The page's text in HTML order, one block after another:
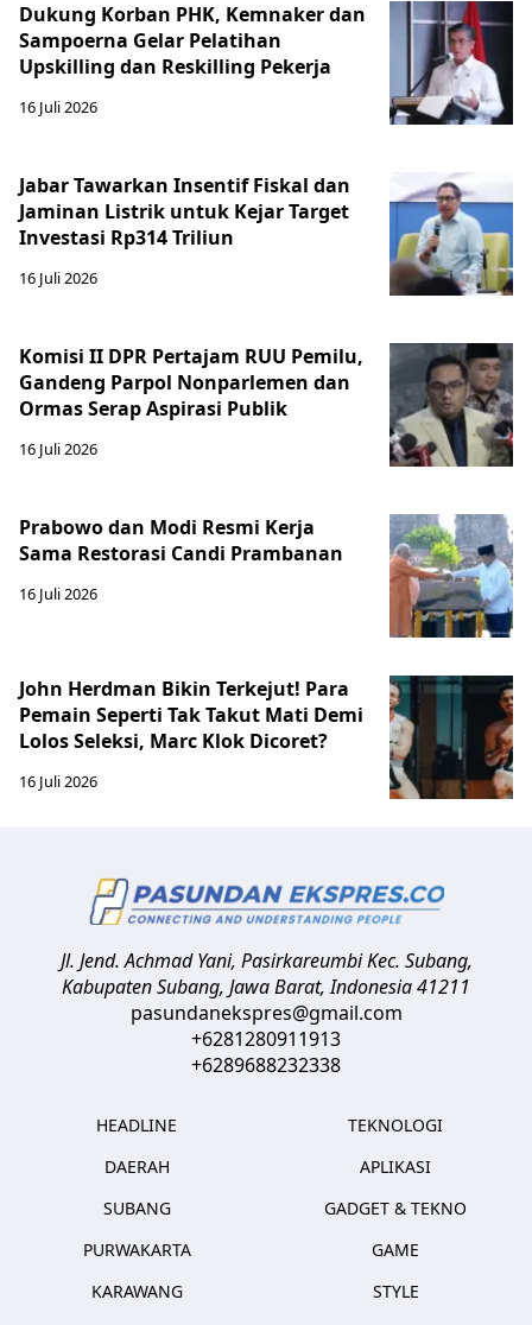
Dukung Korban PHK, Kemnaker dan
Sampoerna Gelar Pelatihan
Upskilling dan Reskilling Pekerja
16 Juli 2026
Jabar Tawarkan Insentif Fiskal dan
Jaminan Listrik untuk Kejar Target
Investasi Rp314 Triliun
16 Juli 2026
Komisi II DPR Pertajam RUU Pemilu,
Gandeng Parpol Nonparlemen dan
Ormas Serap Aspirasi Publik
16 Juli 2026
Prabowo dan Modi Resmi Kerja
Sama Restorasi Candi Prambanan
16 Juli 2026
John Herdman Bikin Terkejut! Para
Pemain Seperti Tak Takut Mati Demi
Lolos Seleksi, Marc Klok Dicoret?
16 Juli 2026
Jl. Jend. Achmad Yani, Pasirkareumbi Kec. Subang,
Kabupaten Subang, Jawa Barat,Indonesia41211
pasundanekspres@gmail.com
+6281280911913
+6289688232338
HEADLINE
DAERAH
SUBANG
PURWAKARTA
KARAWANG
TEKNOLOGI
APLIKASI
GADGET & TEKNO
GAME
STYLE